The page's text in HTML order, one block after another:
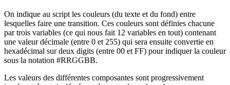
On indique au script les couleurs (du texte et du fond) entre
lesquelles faire une transition. Ces couleurs sont définies chacune
par trois variables (ce qui nous fait 12 variables en tout) contenant
une valeur décimale (entre 0 et 255) qui sera ensuite convertie en
hexadécimal sur deux digits (entre 00 et FF) pour indiquer la couleur
sous la notation #RRGGBB.
Les valeurs des différentes composantes sont progressivement